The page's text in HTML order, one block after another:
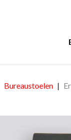
Bureaustoelen